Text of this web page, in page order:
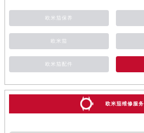
欧米茄保养
欧米茄
欧米茄配件
欧米茄维修服务